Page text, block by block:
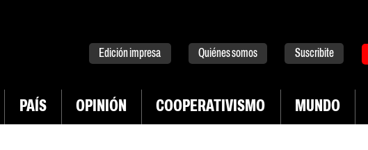
Edición impresa Quiénes somos Suscribite
PAÍS OPINIÓN COOPERATIVISMO MUNDO